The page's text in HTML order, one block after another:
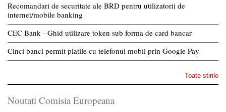
Recomandari de securitate ale BRD pentru utilizatorii de
internet/mobile banking
CEC Bank - Ghid utilizare token sub forma de card bancar
Cinci banci permit platile cu telefonul mobil prin Google Pay
Toate stirile
Noutati Comisia Europeana